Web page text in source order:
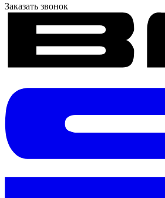
Заказать звонок